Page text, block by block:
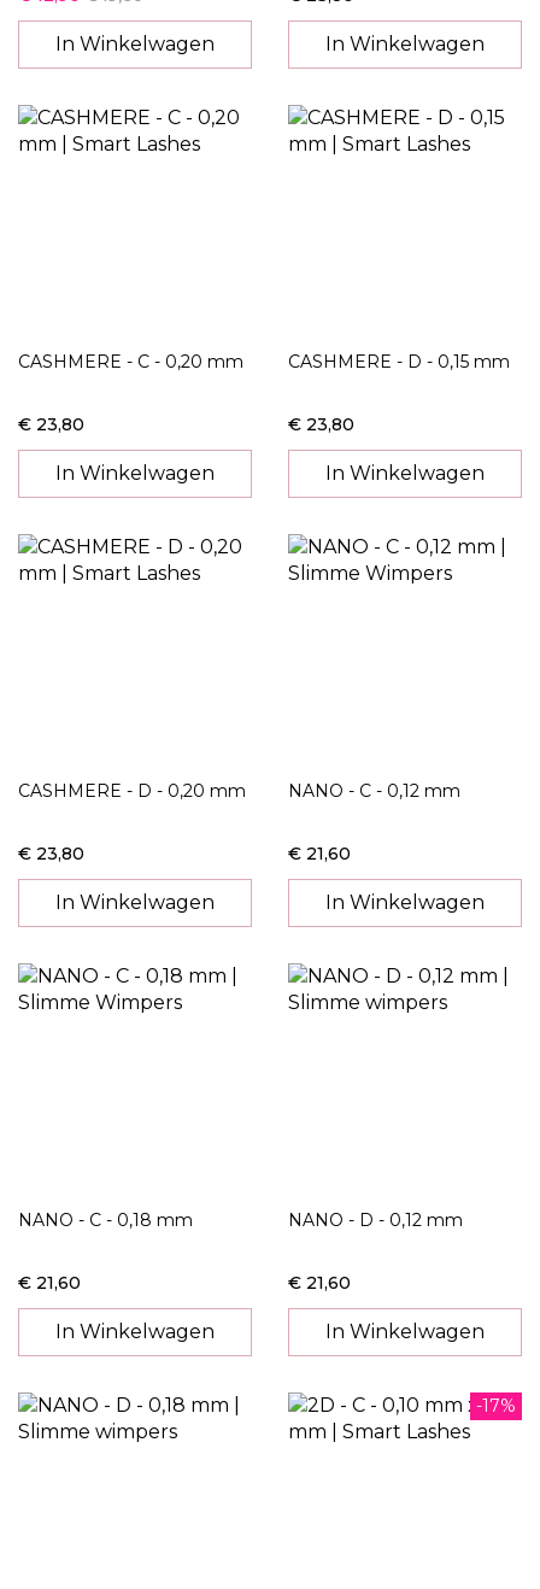
In Winkelwagen In Winkelwagen
CASHMERE - C - 0,20 mm
€ 23,80
In Winkelwagen
CASHMERE - D - 0,15 mm
€ 23,80
In Winkelwagen
CASHMERE - D - 0,20 mm
€ 23,80
In Winkelwagen
NANO - C - 0,12 mm
€ 21,60
In Winkelwagen
NANO - C - 0,18 mm
€ 21,60
In Winkelwagen
NANO - D - 0,12 mm
€ 21,60
In Winkelwagen
-17%